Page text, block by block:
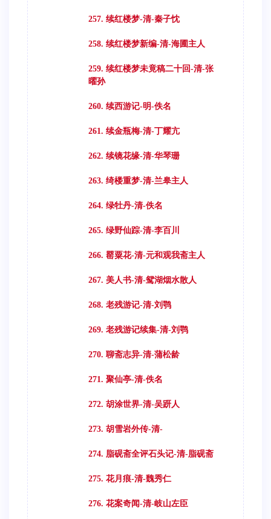
257. 续红楼梦-清-秦子忱
258. 续红楼梦新编-清-海圃主人
259. 续红楼梦未竟稿二十回-清-张
曜孙
260. 续西游记-明-佚名
261. 续金瓶梅-清-丁耀亢
262. 续镜花缘-清-华琴珊
263. 绮楼重梦-清-兰皋主人
264. 绿牡丹-清-佚名
265. 绿野仙踪-清-李百川
266. 罂粟花-清-元和观我斋主人
267. 美人书-清-鸳湖烟水散人
268. 老残游记-清-刘鹗
269. 老残游记续集-清-刘鹗
270. 聊斋志异-清-蒲松龄
271. 聚仙亭-清-佚名
272. 胡涂世界-清-吴趼人
273. 胡雪岩外传-清-
274. 脂砚斋全评石头记-清-脂砚斋
275. 花月痕-清-魏秀仁
276. 花案奇闻-清-岐山左臣